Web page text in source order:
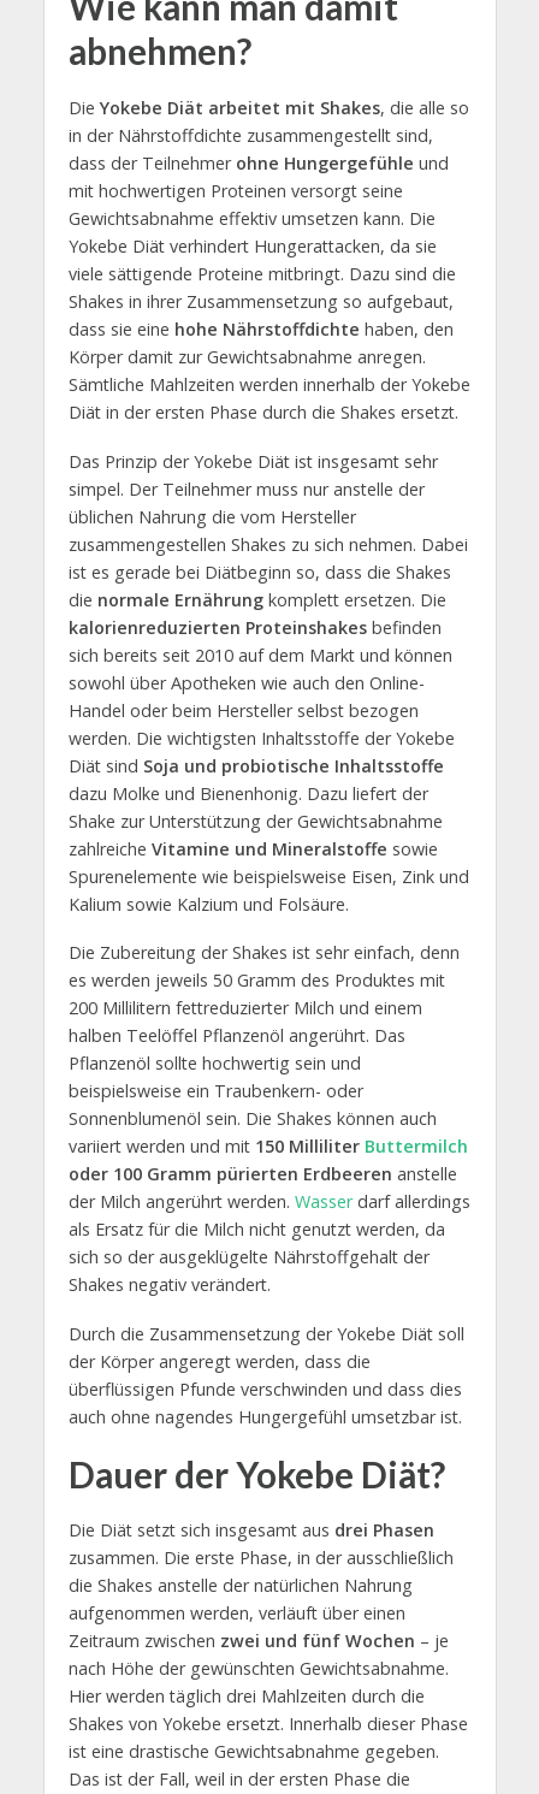
abnehmen?
DieYokebe Diät arbeitet mit Shakes, die alle so
in der Nährstoffdichte zusammengestellt sind,
dass der Teilnehmer ohne Hungergefühle und
mit hochwertigen Proteinen versorgt seine
Gewichtsabnahme effektiv umsetzen kann. Die
Yokebe Diät verhindert Hungerattacken, da sie
viele sättigende Proteine mitbringt. Dazu sind die
Shakes in ihrer Zusammensetzung so aufgebaut,
dass sie eine hohe Nährstoffdichte haben, den
Körper damit zur Gewichtsabnahme anregen.
Sämtliche Mahlzeiten werden innerhalb der Yokebe
Diät in der ersten Phase durch die Shakes ersetzt.
Das Prinzip der Yokebe Diät ist insgesamt sehr
simpel. Der Teilnehmer muss nur anstelle der
üblichen Nahrung die vom Hersteller
zusammengestellen Shakes zu sich nehmen. Dabei
ist es gerade bei Diätbeginn so, dass die Shakes
die normale Ernährungkomplett ersetzen. Die
kalorienreduzierten Proteinshakesbefinden
sich bereits seit 2010 auf dem Markt und können
sowohl über Apotheken wie auch den Online-
Handel oder beim Hersteller selbst bezogen
werden. Die wichtigsten Inhaltsstoffe der Yokebe
Diät sind Soja und probiotische Inhaltsstoffe
dazu Molke und Bienenhonig. Dazu liefert der
Shake zur Unterstützung der Gewichtsabnahme
zahlreiche Vitamine und Mineralstoffe sowie
Spurenelemente wie beispielsweise Eisen, Zink und
Kalium sowie Kalzium und Folsäure.
Die Zubereitung der Shakes ist sehr einfach, denn
es werden jeweils 50 Gramm des Produktes mit
200 Millilitern fettreduzierter Milch und einem
halben Teelöffel Pflanzenöl angerührt. Das
Pflanzenöl sollte hochwertig sein und
beispielsweise ein Traubenkern- oder
Sonnenblumenöl sein. Die Shakes können auch
variiert werden und mit 150 Milliliter Buttermilch
oder 100 Gramm pürierten Erdbeeren anstelle
der Milch angerührt werden. Wasserdarf allerdings
als Ersatz für die Milch nicht genutzt werden, da
sich so der ausgeklügelte Nährstoffgehalt der
Shakes negativ verändert.
Durch die Zusammensetzung der Yokebe Diät soll
der Körper angeregt werden, dass die
überflüssigen Pfunde verschwinden und dass dies
auch ohne nagendes Hungergefühl umsetzbar ist.
Dauer der Yokebe Diät?
Die Diät setzt sich insgesamt aus drei Phasen
zusammen. Die erste Phase, in der ausschließlich
die Shakes anstelle der natürlichen Nahrung
aufgenommen werden, verläuft über einen
Zeitraum zwischen zwei und fünf Wochen – je
nach Höhe der gewünschten Gewichtsabnahme.
Hier werden täglich drei Mahlzeiten durch die
Shakes von Yokebe ersetzt. Innerhalb dieser Phase
ist eine drastische Gewichtsabnahme gegeben.
Das ist der Fall, weil in der ersten Phase die